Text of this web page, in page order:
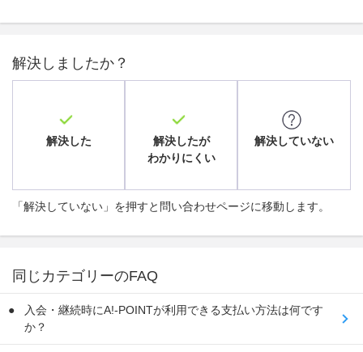
解決しましたか？
解決した
解決したが
わかりにくい
解決していない
「解決していない」を押すと問い合わせページに移動します。
同じカテゴリーのFAQ
入会・継続時にA!-POINTが利用できる支払い方法は何です
か？